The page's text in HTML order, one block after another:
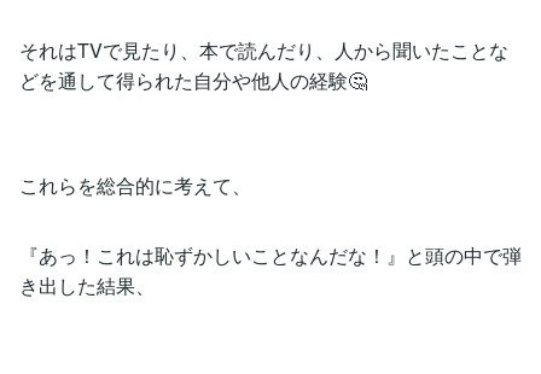
それはTVで見たり、本で読んだり、人から聞いたことな
どを通して得られた自分や他人の経験🤔
これらを総合的に考えて、
『あっ！これは恥ずかしいことなんだな！』と頭の中で弾
き出した結果、